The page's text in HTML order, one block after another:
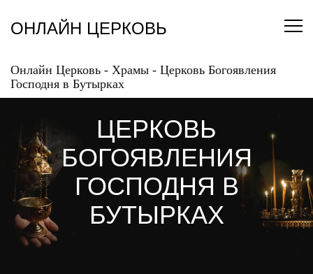
содержанию
ОНЛАЙН ЦЕРКОВЬ
Онлайн Церковь - Храмы - Церковь Богоявления
Господня в Бутырках
ЦЕРКОВЬ
БОГОЯВЛЕНИЯ
ГОСПОДНЯ В
БУТЫРКАХ